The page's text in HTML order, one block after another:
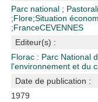
Parc national ;
;Flore;Situation
;FranceCEVENNES
Editeur(s) :
Florac : Parc National
l'environnement et du
Date de publication :
1979